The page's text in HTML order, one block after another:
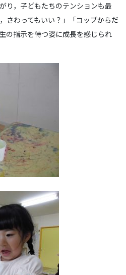
り，子どもたちのテンションも最
さわってもいい？」「コップからだ
の指示を待つ姿に成長を感じられ